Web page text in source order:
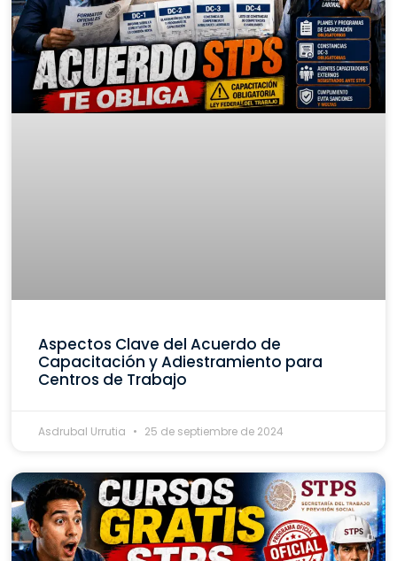
Aspectos Clave del Acuerdo de
Capacitación y Adiestramiento para
Centros de Trabajo
Asdrubal Urrutia 25 de septiembre de 2024